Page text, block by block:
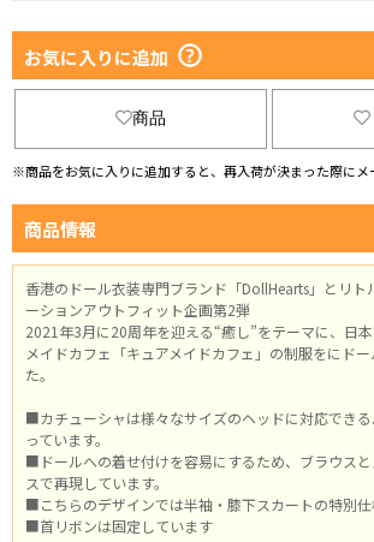
お気に入りに追加
商品
※商品をお気に入りに追加すると、再入荷が決まった際にメ
商品情報
香港のドール衣装専門ブランド「DollHearts」とリト
ーションアウトフィット企画第2弾
2021年3月に20周年を迎える“癒し”をテーマに、日
メイドカフェ「キュアメイドカフェ」の制服をにド
た。
■カチューシャは様々なサイズのヘッドに対応できる
っています。
■ドールへの着せ付けを容易にするため、ブラウス
スで再現しています。
■こちらのデザインでは半袖・膝下スカートの特別仕
■首リボンは固定しています